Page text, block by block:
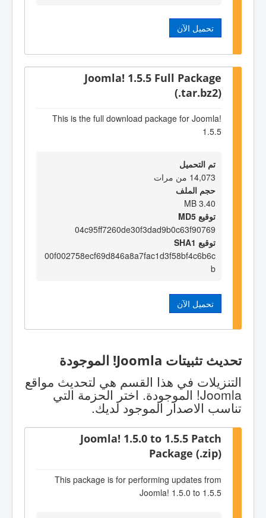
تحميل الآن
Joomla! 1.5.5 Full Package
(.tar.bz2)
This is the full download package for Joomla!
1.5.5
تم التحميل
14,073 من مرات
حجم الملف
3.40 MB
توقيع MD5
04c95ff7260de30f3dad9b0c63f90769
توقيع SHA1
00f002758ecf69d846a8a7fac1d3f58bf4c6b6c
b
تحميل الآن
تحديث تثبيتات Joomla! الموجودة
التنزيلات في هذا القسم هي لتحديث مواقع
Joomla! الموجودة. اختر الحزمة التي
تناسب الاصدار الموجود لديك.
Joomla! 1.5.0 to 1.5.5 Patch
Package (.zip)
This package is for performing updates from
Joomla! 1.5.0 to 1.5.5